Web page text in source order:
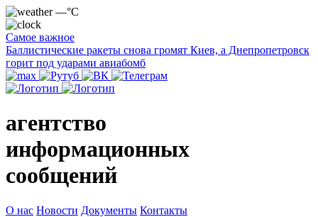
—°C
Самое важное
Баллистические ракеты снова громят Киев, а Днепропетровск
горит под ударами авиабомб
агентство
информационных
сообщений
О нас Новости Документы Контакты